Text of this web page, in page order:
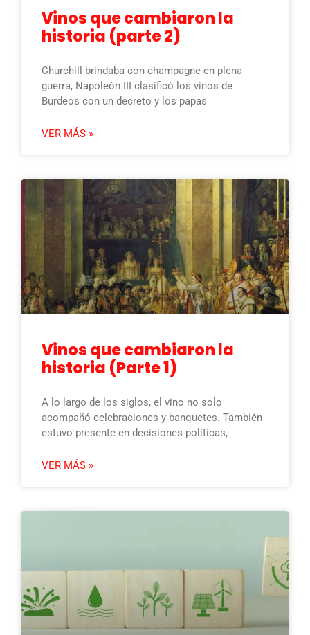
Vinos que cambiaron la
historia (parte 2)
Churchill brindaba con champagne en plena
guerra, Napoleón III clasificó los vinos de
Burdeos con un decreto y los papas
VER MÁS »
Vinos que cambiaron la
historia (Parte 1)
A lo largo de los siglos, el vino no solo
acompañó celebraciones y banquetes. También
estuvo presente en decisiones políticas,
VER MÁS »